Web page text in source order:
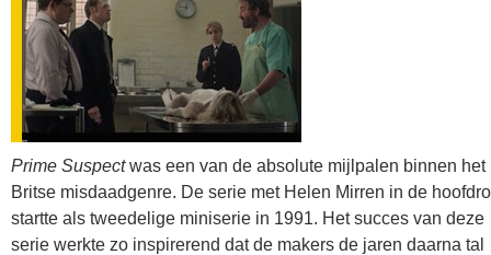
Prime Suspectwas een van de absolute mijlpalen binnen het
Britse misdaadgenre. De serie met Helen Mirren in de
startte als tweedelige miniserie in 1991. Het succes van deze
serie werkte zo inspirerend dat de makers de jaren daarna tal